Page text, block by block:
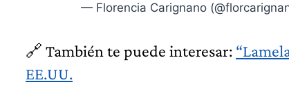
— Florencia Carignano
🔗 También te puede interesar:
EE.UU.